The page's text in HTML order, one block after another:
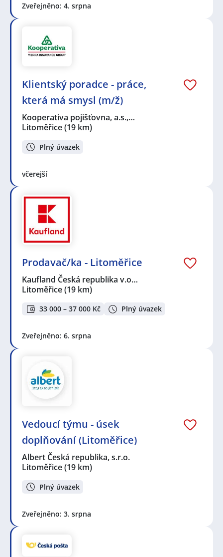
Zveřejněno: 4. srpna
Klientský poradce - práce,
která má smysl (m/ž)
Kooperativa pojišťovna, a.s.,…
Litoměřice(19 km)
Plný úvazek
včerejší
Prodavač/ka - Litoměřice
Kaufland Česká republika v.o…
Litoměřice(19 km)
33 000 – 37 000 Kč Plný úvazek
Zveřejněno: 6. srpna
Vedoucí týmu - úsek
doplňování (Litoměřice)
Albert Česká republika, s.r.o.
Litoměřice(19 km)
Plný úvazek
Zveřejněno: 3. srpna